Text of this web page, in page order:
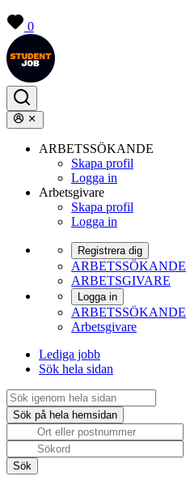
0
ARBETSSÖKANDE
Skapa profil
Logga in
Arbetsgivare
Skapa profil
Logga in
Registrera dig
ARBETSSÖKANDE
ARBETSGIVARE
Logga in
ARBETSSÖKANDE
Arbetsgivare
Lediga jobb
Sök hela sidan